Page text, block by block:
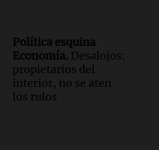
en julio, generando
el IPC nacional
de hasta 700.000
docentes en Jujuy
Política esquina
Economía. Desalojos:
propietarios del
interior, no se aten
los rulos